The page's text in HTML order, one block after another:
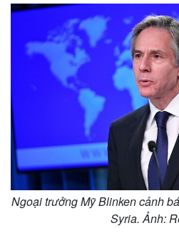
Ngoại trưởng Mỹ Blinken cảnh
Syria. Ảnh: